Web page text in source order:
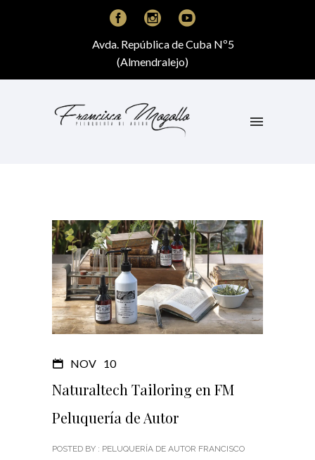
Avda. República de Cuba Nº5
(Almendralejo)
NOV 10
Naturaltech Tailoring en FM
Peluquería de Autor
POSTED BY : PELUQUERÍA DE AUTOR FRANCISCO